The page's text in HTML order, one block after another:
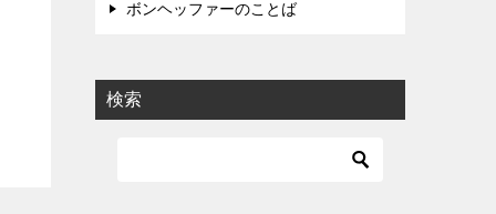
ボンヘッファーのことば
検索